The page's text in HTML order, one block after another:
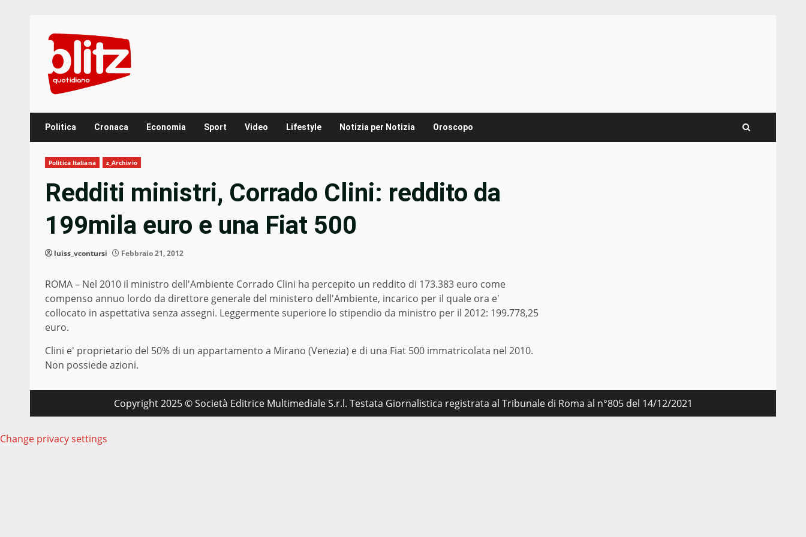
content
Politica Cronaca Economia Sport Video Lifestyle Notizia per Notizia Oroscopo
Politica Italiana z_Archivio
Redditi ministri, Corrado Clini: reddito da
199mila euro e una Fiat 500
luiss_vcontursi Febbraio 21, 2012
ROMA – Nel 2010 il ministro dell'Ambiente Corrado Clini ha percepito un reddito di 173.383 euro come
compenso annuo lordo da direttore generale del ministero dell'Ambiente, incarico per il quale ora e'
collocato in aspettativa senza assegni. Leggermente superiore lo stipendio da ministro per il 2012: 199.778,25
euro.
Clini e' proprietario del 50% di un appartamento a Mirano (Venezia) e di una Fiat 500 immatricolata nel 2010.
Non possiede azioni.
Copyright 2025 © Società Editrice Multimediale S.r.l. Testata Giornalistica registrata al Tribunale di Roma al n°805 del 14/12/2021
Change privacy settings